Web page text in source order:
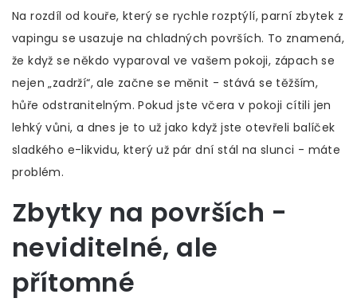
Na rozdíl od kouře, který se rychle rozptýlí, parní zbytek z
vapingu se usazuje na chladných površích. To znamená,
že když se někdo vyparoval ve vašem pokoji, zápach se
nejen „zadrží“, ale začne se měnit - stává se těžším,
hůře odstranitelným. Pokud jste včera v pokoji cítili jen
lehký vůni, a dnes je to už jako když jste otevřeli balíček
sladkého e-likvidu, který už pár dní stál na slunci - máte
problém.
Zbytky na površích -
neviditelné, ale
přítomné